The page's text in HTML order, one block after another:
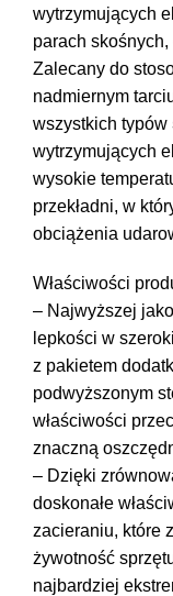
wytrzymujących
parach
Zalecany do
nadmiernym
wszystkich typów
wytrzymujących
wysokie
przekładni, w
obciążenia
Właściwości
– Najwyższej
lepkości w
z pakietem
podwyższonym
właściwości
znaczną
– Dzięki
doskonałe
zacieraniu, które
żywotność
najbardziej